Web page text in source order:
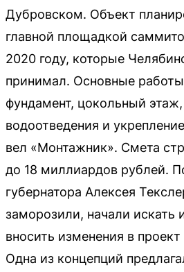
Дубровском. Объект
главной площадкой
2020 году, которые
принимал. Основные
фундамент, цокольный
водоотведения и
вел «Монтажник». Смета
до 18 миллиардов рублей.
губернатора Алексея
заморозили, начали искать
вносить изменения в
Одна из концепций